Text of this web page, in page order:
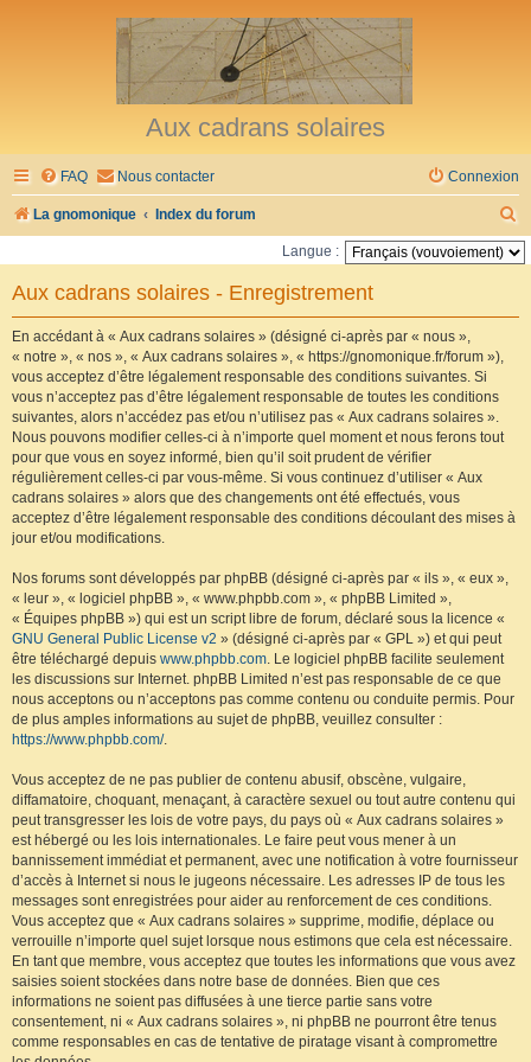
Aux cadrans solaires
FAQ Nous contacter Connexion
La gnomonique Index du forum
e
Langue :
Aux cadrans solaires - Enregistrement
En accédant à « Aux cadrans solaires » (désigné ci-après par « nous »,
« notre », « nos », « Aux cadrans solaires », « https://gnomonique.fr/forum »),
vous acceptez d’être légalement responsable des conditions suivantes. Si
vous n’acceptez pas d’être légalement responsable de toutes les conditions
suivantes, alors n’accédez pas et/ou n’utilisez pas « Aux cadrans solaires ».
Nous pouvons modifier celles-ci à n’importe quel moment et nous ferons tout
pour que vous en soyez informé, bien qu’il soit prudent de vérifier
régulièrement celles-ci par vous-même. Si vous continuez d’utiliser « Aux
cadrans solaires » alors que des changements ont été effectués, vous
acceptez d’être légalement responsable des conditions découlant des mises à
jour et/ou modifications.
Nos forums sont développés par phpBB (désigné ci-après par « ils », « eux »,
« leur », « logiciel phpBB », « www.phpbb.com », « phpBB Limited »,
« Équipes phpBB ») qui est un script libre de forum, déclaré sous la licence «
GNU General Public License v2 » (désigné ci-après par « GPL ») et qui peut
être téléchargé depuis www.phpbb.com. Le logiciel phpBB facilite seulement
les discussions sur Internet. phpBB Limited n’est pas responsable de ce que
nous acceptons ou n’acceptons pas comme contenu ou conduite permis. Pour
de plus amples informations au sujet de phpBB, veuillez consulter :
https://www.phpbb.com/.
Vous acceptez de ne pas publier de contenu abusif, obscène, vulgaire,
diffamatoire, choquant, menaçant, à caractère sexuel ou tout autre contenu qui
peut transgresser les lois de votre pays, du pays où « Aux cadrans solaires »
est hébergé ou les lois internationales. Le faire peut vous mener à un
bannissement immédiat et permanent, avec une notification à votre fournisseur
d’accès à Internet si nous le jugeons nécessaire. Les adresses IP de tous les
messages sont enregistrées pour aider au renforcement de ces conditions.
Vous acceptez que « Aux cadrans solaires » supprime, modifie, déplace ou
verrouille n’importe quel sujet lorsque nous estimons que cela est nécessaire.
En tant que membre, vous acceptez que toutes les informations que vous avez
saisies soient stockées dans notre base de données. Bien que ces
informations ne soient pas diffusées à une tierce partie sans votre
consentement, ni « Aux cadrans solaires », ni phpBB ne pourront être tenus
comme responsables en cas de tentative de piratage visant à compromettre